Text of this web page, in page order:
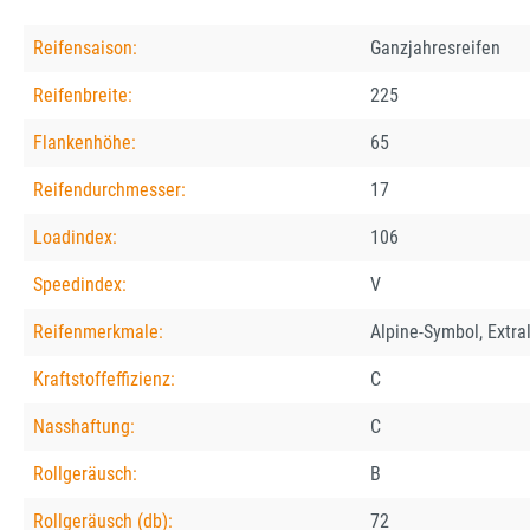
Reifensaison: Ganzjahresreifen
Reifenbreite: 225
Flankenhöhe: 65
Reifendurchmesser: 17
Loadindex: 106
Speedindex: V
Reifenmerkmale: Alpine-Symbol,
Kraftstoffeffizienz: C
Nasshaftung: C
Rollgeräusch: B
Rollgeräusch (db): 72